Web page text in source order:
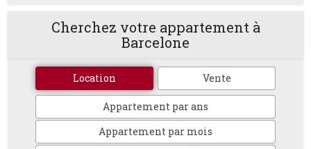
Cherchez votre appartement à
Barcelone
Location Vente
Appartement par ans
Appartement par mois